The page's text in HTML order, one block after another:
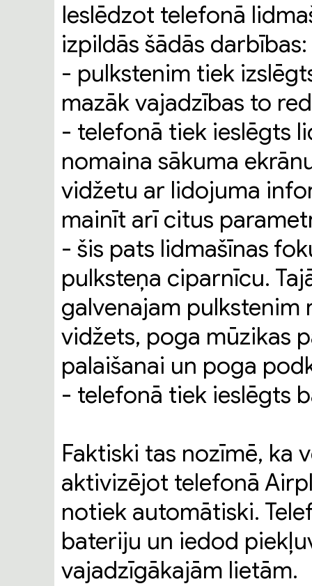
Ieslēdzot telefonā
izpildās šādās darbības:
- pulkstenim tiek
mazāk vajadzības to
- telefonā tiek ieslēgts
nomaina sākuma
vidžetu ar lidojuma
mainīt arī citus
- šis pats lidmašīnas
pulksteņa ciparnīcu.
galvenajam pulkstenim
vidžets, poga mūzikas
palaišanai un poga
- telefonā tiek ieslēgts
Faktiski tas nozīmē, ka
aktivizējot telefonā
notiek automātiski.
bateriju un iedod
vajadzīgākajām lietām.